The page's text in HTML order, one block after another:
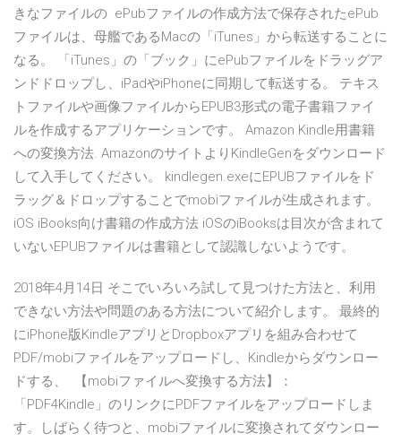
きなファイルの ePubファイルの作成方法で保存されたePub
ファイルは、母艦であるMacの「iTunes」から転送することに
なる。 「iTunes」の「ブック」にePubファイルをドラッグア
ンドドロップし、iPadやiPhoneに同期して転送する。 テキス
トファイルや画像ファイルからEPUB3形式の電子書籍ファイ
ルを作成するアプリケーションです。 Amazon Kindle用書籍
への変換方法. AmazonのサイトよりKindleGenをダウンロード
して入手してください。 kindlegen.exeにEPUBファイルをド
ラッグ＆ドロップすることでmobiファイルが生成されます。
iOS iBooks向け書籍の作成方法 iOSのiBooksは目次が含まれて
いないEPUBファイルは書籍として認識しないようです。
2018年4月14日 そこでいろいろ試して見つけた方法と、利用
できない方法や問題のある方法について紹介します。 最終的
にiPhone版KindleアプリとDropboxアプリを組み合わせて
PDF/mobiファイルをアップロードし、Kindleからダウンロー
ドする、 【mobiファイルへ変換する方法】：
「PDF4Kindle」のリンクにPDFファイルをアップロードしま
す。しばらく待つと、mobiファイルに変換されてダウンロー